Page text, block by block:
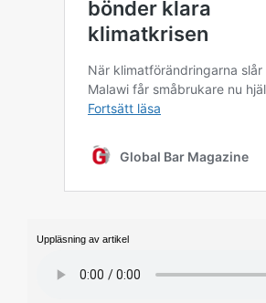
Uppläsning av artikel